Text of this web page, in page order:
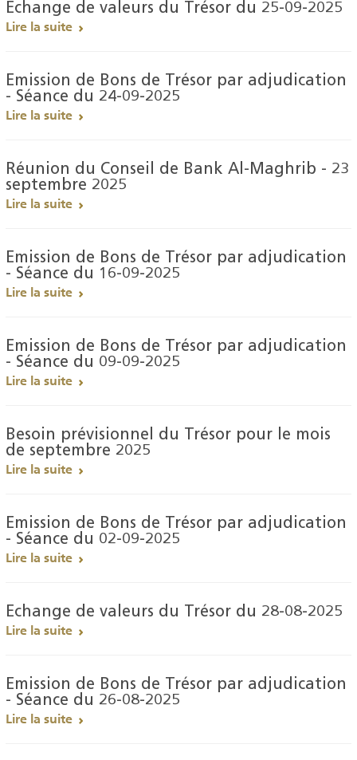
Echange de valeurs du Trésor du 25-09-2025
Lire la suite
Emission de Bons de Trésor par adjudication
- Séance du 24-09-2025
Lire la suite
Réunion du Conseil de Bank Al-Maghrib - 23
septembre 2025
Lire la suite
Emission de Bons de Trésor par adjudication
- Séance du 16-09-2025
Lire la suite
Emission de Bons de Trésor par adjudication
- Séance du 09-09-2025
Lire la suite
Besoin prévisionnel du Trésor pour le mois
de septembre 2025
Lire la suite
Emission de Bons de Trésor par adjudication
- Séance du 02-09-2025
Lire la suite
Echange de valeurs du Trésor du 28-08-2025
Lire la suite
Emission de Bons de Trésor par adjudication
- Séance du 26-08-2025
Lire la suite